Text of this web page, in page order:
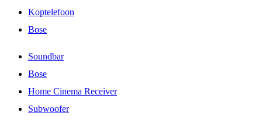
Koptelefoon
Bose
Soundbar
Bose
Home Cinema Receiver
Subwoofer